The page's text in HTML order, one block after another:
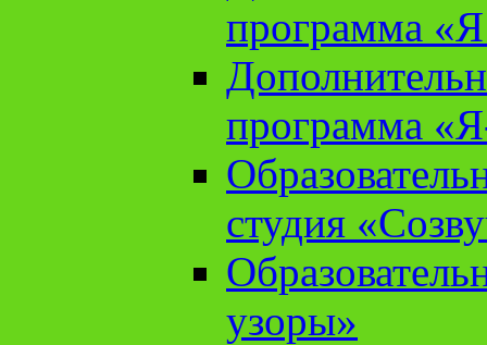
программа «Я
программа
студия
узоры»